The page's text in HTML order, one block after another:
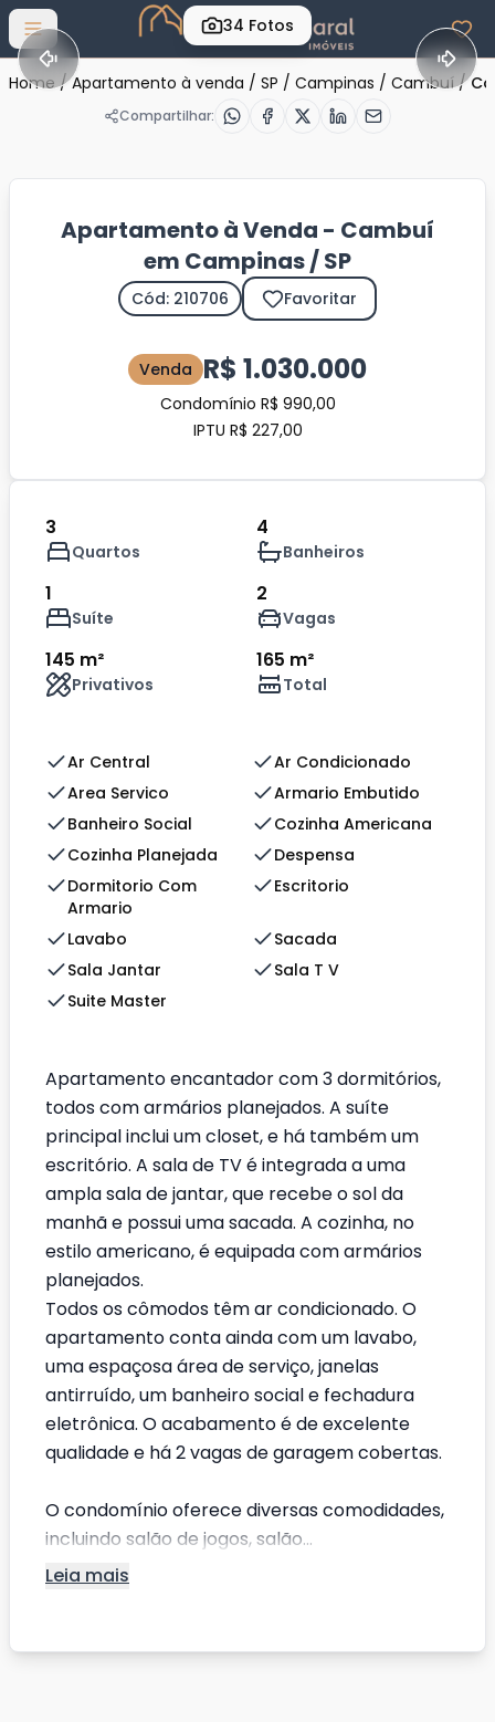
Abrir menu
34 Fotos
Home / Apartamento à venda / SP / Campinas / Cambuí /
Compartilhar:
Apartamento à Venda - Cambuí
em Campinas / SP
Cód: 210706 Favoritar
Venda R$ 1.030.000
Condomínio R$ 990,00
IPTU R$ 227,00
3
Quartos
4
Banheiros
1
Suíte
2
Vagas
145 m²
Privativos
165 m²
Total
Ar Central
Ar Condicionado
Area Servico
Armario Embutido
Banheiro Social
Cozinha Americana
Cozinha Planejada
Despensa
Dormitorio Com
Armario
Escritorio
Lavabo
Sacada
Sala Jantar
Sala T V
Suite Master
Apartamento encantador com 3 dormitórios,
todos com armários planejados. A suíte
principal inclui um closet, e há também um
escritório. A sala de TV é integrada a uma
ampla sala de jantar, que recebe o sol da
manhã e possui uma sacada. A cozinha, no
estilo americano, é equipada com armários
planejados.
Todos os cômodos têm ar condicionado. O
apartamento conta ainda com um lavabo,
uma espaçosa área de serviço, janelas
antirruído, um banheiro social e fechadura
eletrônica. O acabamento é de excelente
qualidade e há 2 vagas de garagem cobertas.
O condomínio oferece diversas comodidades,
incluindo salão de jogos, salão...
Leia mais